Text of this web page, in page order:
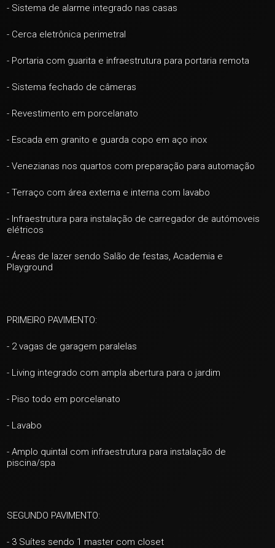
+ 47
ver mais fotos
- Sistema de alarme integrado nas casas
- Cerca eletrônica perimetral
- Portaria com guarita e infraestrutura para portaria remota
- Sistema fechado de câmeras
- Revestimento em porcelanato
- Escada em granito e guarda copo em aço inox
- Venezianas nos quartos com preparação para automação
- Terraço com área externa e interna com lavabo
- Infraestrutura para instalação de carregador de autómoveis
elétricos
- Áreas de lazer sendo Salão de festas, Academia e
Playground
PRIMEIRO PAVIMENTO:
- 2 vagas de garagem paralelas
- Living integrado com ampla abertura para o jardim
- Piso todo em porcelanato
- Lavabo
- Amplo quintal com infraestrutura para instalação de
piscina/spa
SEGUNDO PAVIMENTO:
- 3 Suítes sendo 1 master com closet